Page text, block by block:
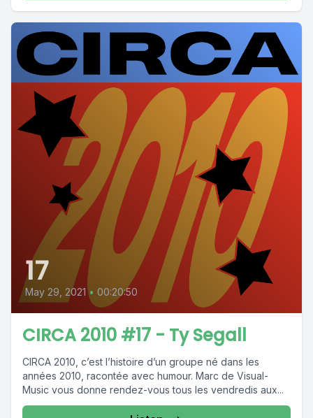
17
May 29, 2021 • 00:20:50
CIRCA 2010 #17 - Ty Segall
CIRCA 2010, c’est l’histoire d’un groupe né dans les
années 2010, racontée avec humour. Marc de Visual-
Music vous donne rendez-vous tous les vendredis aux...